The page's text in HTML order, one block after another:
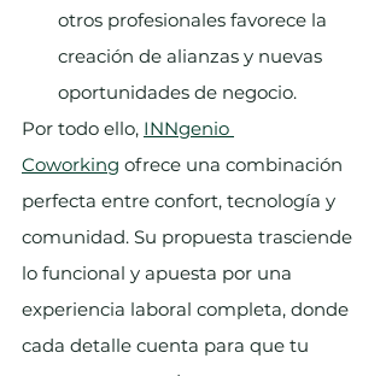
otros profesionales favorece la
creación de alianzas y nuevas
oportunidades de negocio.
Por todo ello, INNgenio
Coworking ofrece una combinación
perfecta entre confort, tecnología y
comunidad. Su propuesta trasciende
lo funcional y apuesta por una
experiencia laboral completa, donde
cada detalle cuenta para que tu